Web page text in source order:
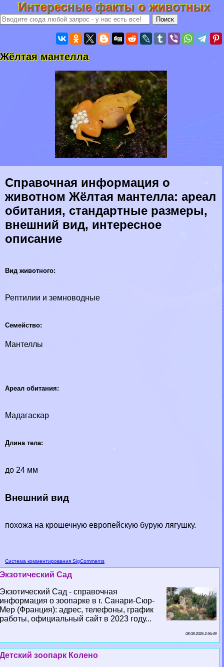
Интересные факты о животных
Жёлтая мантелла
Справочная информация о
животном Жёлтая мантелла: ареал
обитания, стандартные размеры,
внешний вид, интересное
описание
Вид животного:
Рептилии и земноводные
Семейство:
Мантеллы
Ареал обитания:
Мадагаскар
Длина тела:
до 24 мм
Внешний вид
похожа на крошечную европейскую бурую лягушку.
Система комментирования SigComments
Экзотический Сад
Экзотический Сад - справочная
информация о зоопарке в г. Санари-Сюр-
Мер (Франция): адрес, телефоны, график
работы, официальный сайт в 2023 году...
08 08 2026 2:56:49
Детский зоопарк Колено